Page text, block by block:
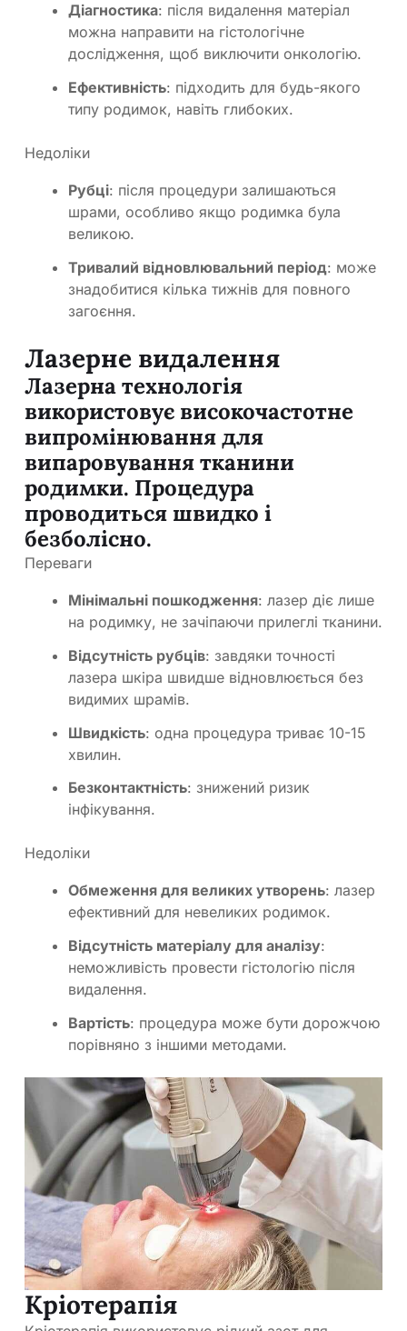
Діагностика: після видалення матеріал
можна направити на гістологічне
дослідження, щоб виключити онкологію.
Ефективність: підходить для будь-якого
типу родимок, навіть глибоких.
Недоліки
Рубці: після процедури залишаються
шрами, особливо якщо родимка була
великою.
Тривалий відновлювальний період: може
знадобитися кілька тижнів для повного
загоєння.
Лазерне видалення
Лазерна технологія
використовує високочастотне
випромінювання для
випаровування тканини
родимки. Процедура
проводиться швидко і
безболісно.
Переваги
Мінімальні пошкодження: лазер діє лише
на родимку, не зачіпаючи прилеглі тканини.
Відсутність рубців: завдяки точності
лазера шкіра швидше відновлюється без
видимих шрамів.
Швидкість: одна процедура триває 10-15
хвилин.
Безконтактність: знижений ризик
інфікування.
Недоліки
Обмеження для великих утворень: лазер
ефективний для невеликих родимок.
Відсутність матеріалу для аналізу:
неможливість провести гістологію після
видалення.
Вартість: процедура може бути дорожчою
порівняно з іншими методами.
Кріотерапія